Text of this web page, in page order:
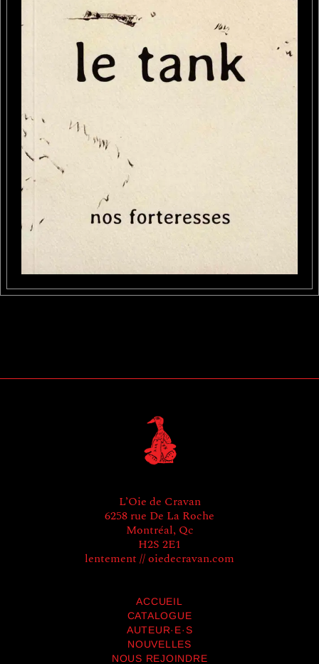
L’Oie de Cravan
6258 rue De La Roche
Montréal, Qc
H2S 2E1
lentement // oiedecravan.com
ACCUEIL
CATALOGUE
AUTEUR·E·S
NOUVELLES
NOUS REJOINDRE